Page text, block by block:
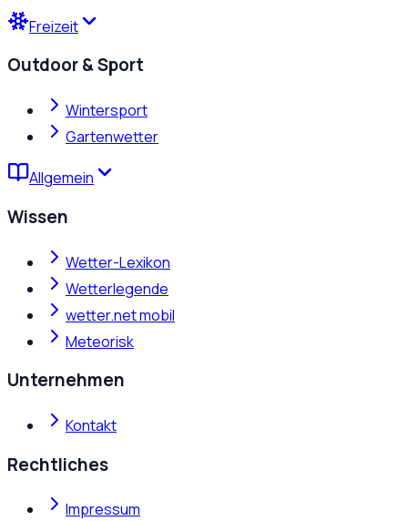
Freizeit
Outdoor & Sport
Wintersport
Gartenwetter
Allgemein
Wissen
Wetter-Lexikon
Wetterlegende
wetter.net mobil
Meteorisk
Unternehmen
Kontakt
Rechtliches
Impressum